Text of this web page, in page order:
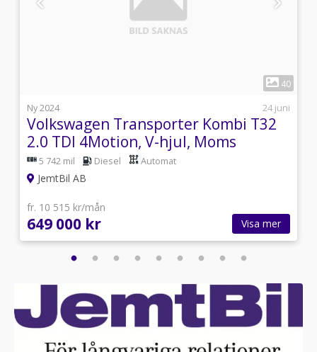
40
Ny 2024
24 juni
Volkswagen Transporter Kombi T32
2.0 TDI 4Motion, V-hjul, Moms
5 742 mil Diesel Automat
JemtBil AB
fr. 10 515 kr/mån
649 000 kr Visa mer